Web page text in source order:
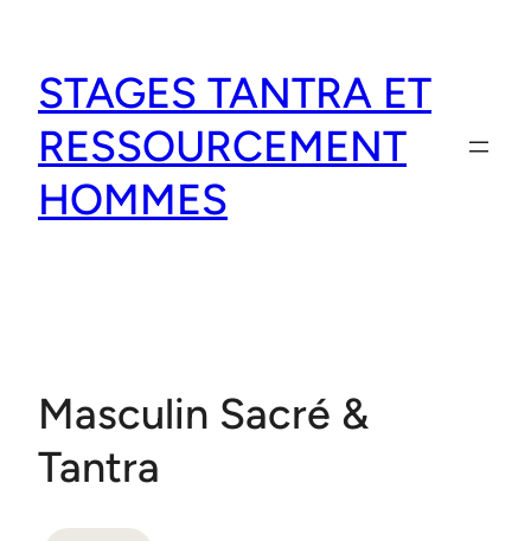
contenu
STAGES TANTRA ET
RESSOURCEMENT
HOMMES
Masculin Sacré &
Tantra